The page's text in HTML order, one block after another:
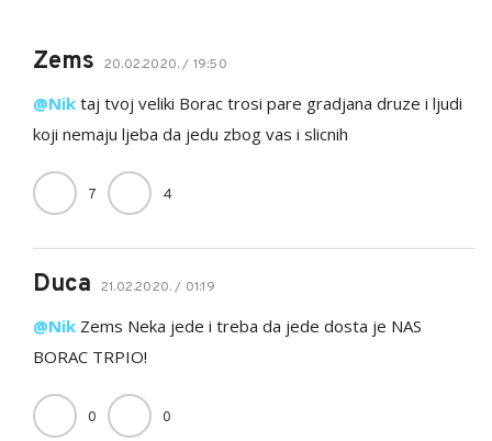
Zems 20.02.2020. / 19:50
@Nik taj tvoj veliki Borac trosi pare gradjana druze i ljudi
koji nemaju ljeba da jedu zbog vas i slicnih
7 4
Duca 21.02.2020. / 01:19
@Nik Zems Neka jede i treba da jede dosta je NAS
BORAC TRPIO!
0 0